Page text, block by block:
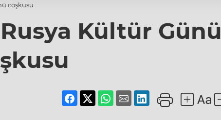
coşkusu
Kültür Günü